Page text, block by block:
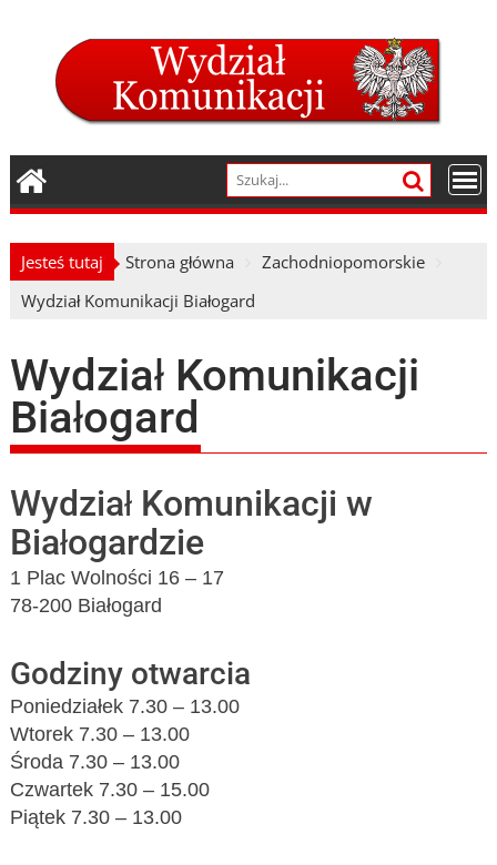
Jesteś tutaj Strona główna
Zachodniopomorskie
Wydział Komunikacji Białogard
Wydział Komunikacji
Białogard
Wydział Komunikacji w
Białogardzie
1 Plac Wolności 16 – 17
78-200 Białogard
Godziny otwarcia
Poniedziałek 7.30 – 13.00
Wtorek 7.30 – 13.00
Środa 7.30 – 13.00
Czwartek 7.30 – 15.00
Piątek 7.30 – 13.00